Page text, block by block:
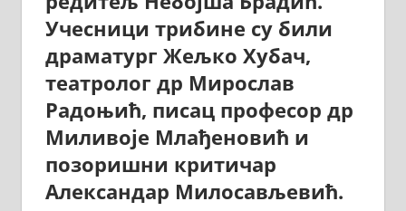
Учесници трибине су били
драматург Жељко Хубач,
театролог др Мирослав
Радоњић, писац професор др
Миливоје Млађеновић и
позоришни критичар
Александар Милосављевић.